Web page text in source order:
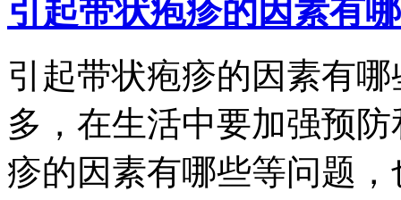
引起带状疱疹的因素有
引起带状疱疹的因素有
多，在生活中要加强预
疹的因素有哪些等问题